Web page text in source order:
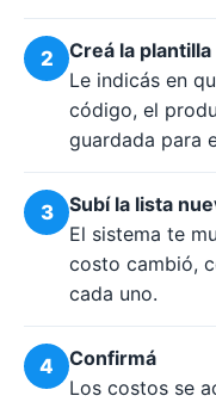
2
Creá la
Le indicás en
código, el
guardada para
3
Subí la lista
El sistema te
costo cambió,
cada uno.
4
Confirmá
Los costos se